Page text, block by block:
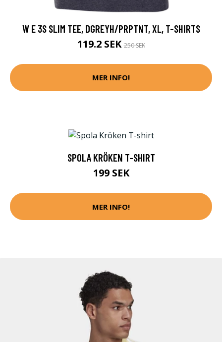
W E 3S SLIM TEE, DGREYH/PRPTNT, XL, T-SHIRTS
119.2 SEK250 SEK
MER INFO!
SPOLA KRÖKEN T-SHIRT
199 SEK
MER INFO!